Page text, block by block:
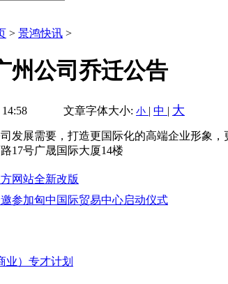
> 景鸿快讯 >
州公司乔迁公告
30 14:58 文章字体大小: 小 | 中 | 大
发展需要，打造更国际化的高端企业形象
17号广晟国际大厦14楼
网站全新改版
参加匈中国际贸易中心启动仪式